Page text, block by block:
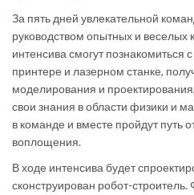
За пять дней увлекательной
руководством опытных и веселых
интенсива смогут познакомиться
принтере и лазерном станке,
моделирования и
свои знания в области физики и
в команде и вместе пройдут путь
воплощения.
В ходе интенсива будет
сконструирован робот-